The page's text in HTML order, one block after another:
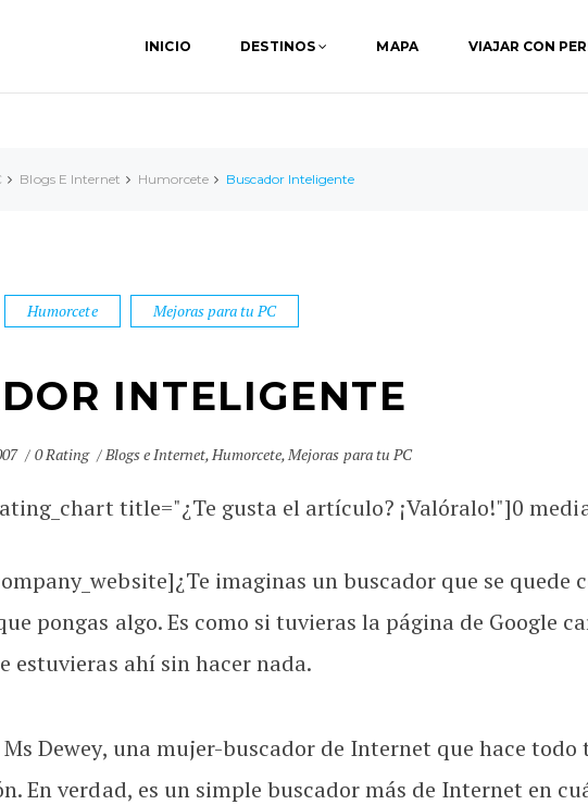
INICIO DESTINOS MAPA VIAJAR CON
Blogs E Internet Humorcete Buscador Inteligente
Humorcete Mejoras para tu PC
INTELIGENTE
0 Rating Blogs e Internet, Humorcete, Mejoras para tu PC
title="¿Te gusta el artículo? ¡Valóralo!"]0
imaginas un buscador que se quede
pongas algo. Es como si tuvieras la página de Google
estuvieras ahí sin hacer nada.
Ms Dewey, una mujer-buscador de Internet que hace
En verdad, es un simple buscador más de Internet en